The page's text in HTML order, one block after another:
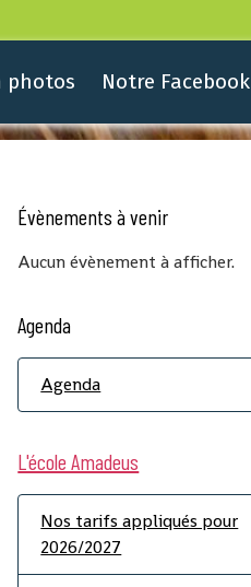
photos Notre Facebook
Évènements à venir
Aucun évènement à afficher.
Agenda
Agenda
L'école Amadeus
Nos tarifs appliqués pour
2026/2027